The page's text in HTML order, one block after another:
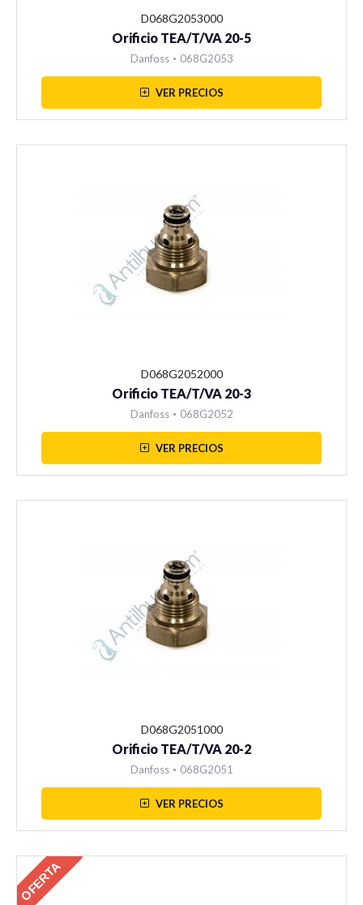
D068G2053000
Orificio TEA/T/VA 20-5
Danfoss • 068G2053
VER PRECIOS
D068G2052000
Orificio TEA/T/VA 20-3
Danfoss • 068G2052
VER PRECIOS
D068G2051000
Orificio TEA/T/VA 20-2
Danfoss • 068G2051
VER PRECIOS
OFERTA